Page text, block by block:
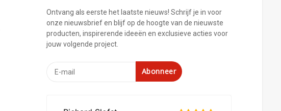
Ontvang als eerste het laatste nieuws! Schrijf je in voor
onze nieuwsbrief en blijf op de hoogte van de nieuwste
producten, inspirerende ideeën en exclusieve acties voor
jouw volgende project.
Abonneer